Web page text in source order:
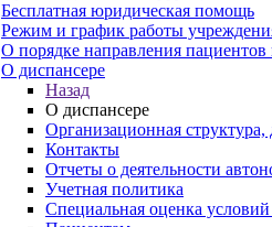
Бесплатная юридическая помощь
Режим и график работы
О порядке направления
О диспансере
Назад
О диспансере
Организационная
Контакты
Отчеты о деятельности
Учетная политика
Специальная оценка условий